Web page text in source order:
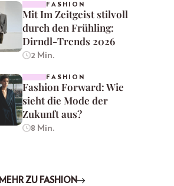
FASHION
Mit Im Zeitgeist stilvoll
durch den Frühling:
Dirndl-Trends 2026
2 Min.
FASHION
Fashion Forward: Wie
sieht die Mode der
Zukunft aus?
8 Min.
MEHR ZU FASHION